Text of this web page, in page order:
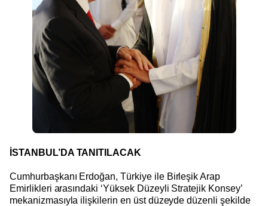
İSTANBUL’DA TANITILACAK
Cumhurbaşkanı Erdoğan, Türkiye ile Birleşik Arap
Emirlikleri arasındaki ‘Yüksek Düzeyli Stratejik Konsey’
mekanizmasıyla ilişkilerin en üst düzeyde düzenli şekilde